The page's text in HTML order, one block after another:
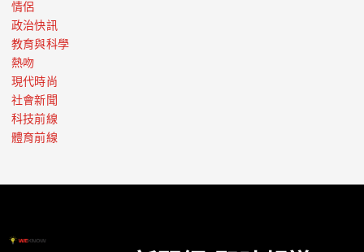
情侶
政治快訊
教育與科學
熱吻
現代時尚
社會新聞
科技前線
體育前線